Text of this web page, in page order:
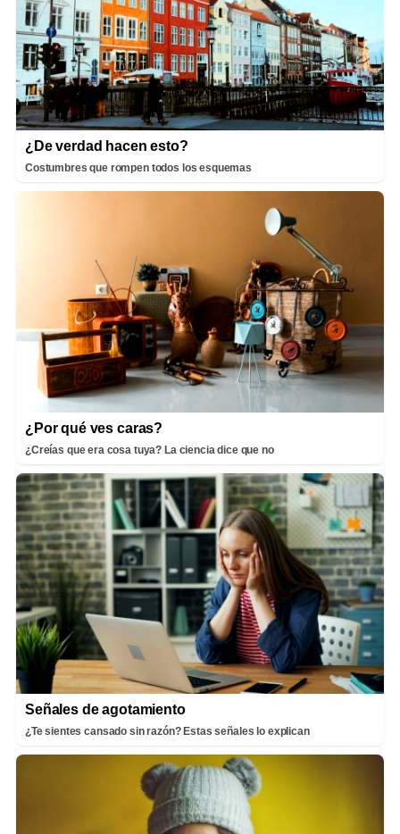
¿De verdad hacen esto?
Costumbres que rompen todos los esquemas
¿Por qué ves caras?
¿Creías que era cosa tuya? La ciencia dice que no
Señales de agotamiento
¿Te sientes cansado sin razón? Estas señales lo explican